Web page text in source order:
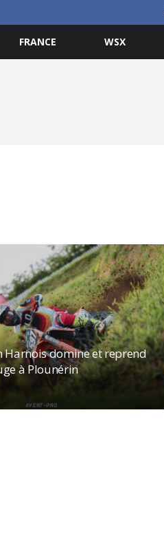
FRANCE WSX
Harnois domine et reprend
à Plounérin